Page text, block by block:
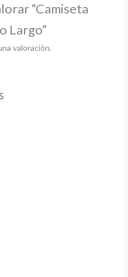
“Camiseta
Largo”
valoración.